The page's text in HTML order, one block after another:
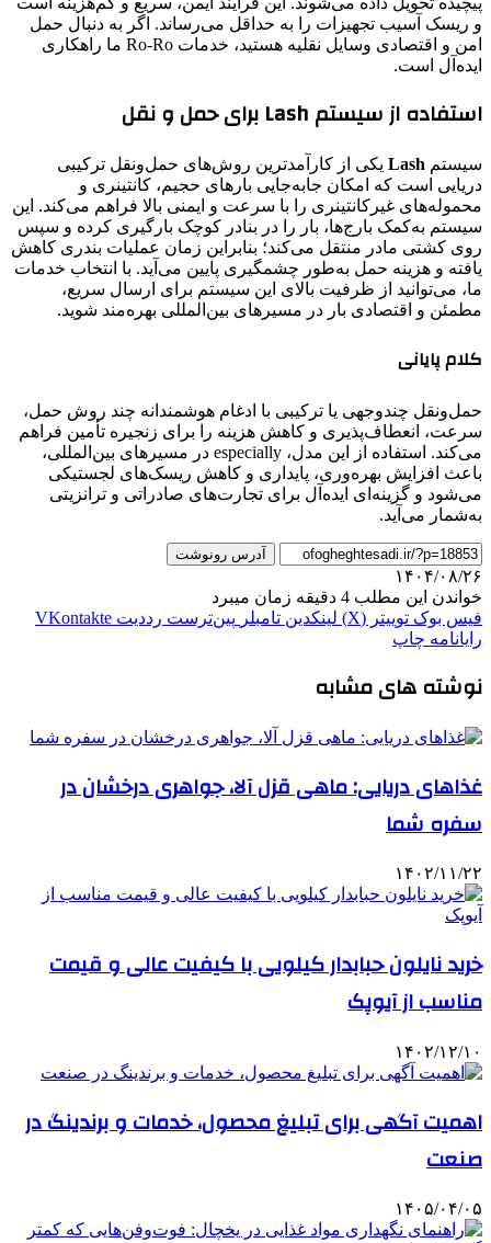
و ریسک آسیب تجهیزات را به حداقل می‌رساند. اگر به دنبال حمل
امن و اقتصادی وسایل نقلیه هستید، خدمات Ro-Ro ما راهکاری
ایده‌آل است.
استفاده از سیستم Lash برای حمل و نقل
سیستم Lash یکی از کارآمدترین روش‌های حمل‌ونقل ترکیبی
دریایی است که امکان جابه‌جایی بارهای حجیم، کانتینری و
محموله‌های غیرکانتینری را با سرعت و ایمنی بالا فراهم می‌کند. این
سیستم به‌کمک بارج‌ها، بار را در بنادر کوچک بارگیری کرده و سپس
روی کشتی مادر منتقل می‌کند؛ بنابراین زمان عملیات بندری کاهش
یافته و هزینه حمل به‌طور چشمگیری پایین می‌آید. با انتخاب خدمات
ما، می‌توانید از ظرفیت بالای این سیستم برای ارسال سریع،
مطمئن و اقتصادی بار در مسیرهای بین‌المللی بهره‌مند شوید.
کلام پایانی
حمل‌ونقل چندوجهی یا ترکیبی با ادغام هوشمندانه چند روش حمل،
سرعت، انعطاف‌پذیری و کاهش هزینه‌ را برای زنجیره تأمین فراهم
می‌کند. استفاده از این مدل، especially در مسیرهای بین‌المللی،
باعث افزایش بهره‌وری، پایداری و کاهش ریسک‌های لجستیکی
می‌شود و گزینه‌ای ایده‌آل برای تجارت‌های صادراتی و ترانزیتی
به‌شمار می‌آید.
آدرس رونوشت
۱۴۰۴/۰۸/۲۶
خواندن این مطلب 4 دقیقه زمان میبرد
فیس بوک توییتر (X) لینکدین ‫تامبلر ‫پین‌ترست ‫رددیت ‫VKontakte
رایانامه چاپ
نوشته های مشابه
غذاهای دریایی: ماهی قزل آلا، جواهری درخشان در
سفره شما
۱۴۰۲/۱۱/۲۲
خرید نایلون حبابدار کیلویی با کیفیت عالی و قیمت
مناسب از آیوپک
۱۴۰۲/۱۲/۱۰
اهمیت آگهی برای تبلیغ محصول، خدمات و برندینگ در
صنعت
۱۴۰۵/۰۴/۰۵